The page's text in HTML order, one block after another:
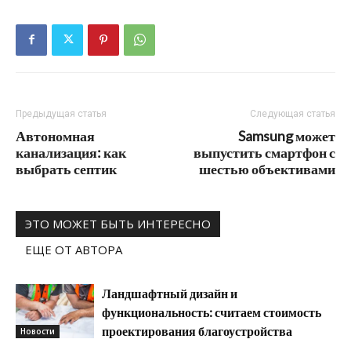
Предыдущая статья
Автономная
канализация: как
выбрать септик
Следующая статья
Samsung может
выпустить смартфон с
шестью объективами
ЭТО МОЖЕТ БЫТЬ ИНТЕРЕСНО
ЕЩЕ ОТ АВТОРА
Новости
Ландшафтный дизайн и
функциональность: считаем стоимость
проектирования благоустройства